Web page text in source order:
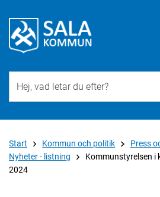
Start Kommun och politik
Press
Nyheter - listning
Kommunstyrelsen i
2024